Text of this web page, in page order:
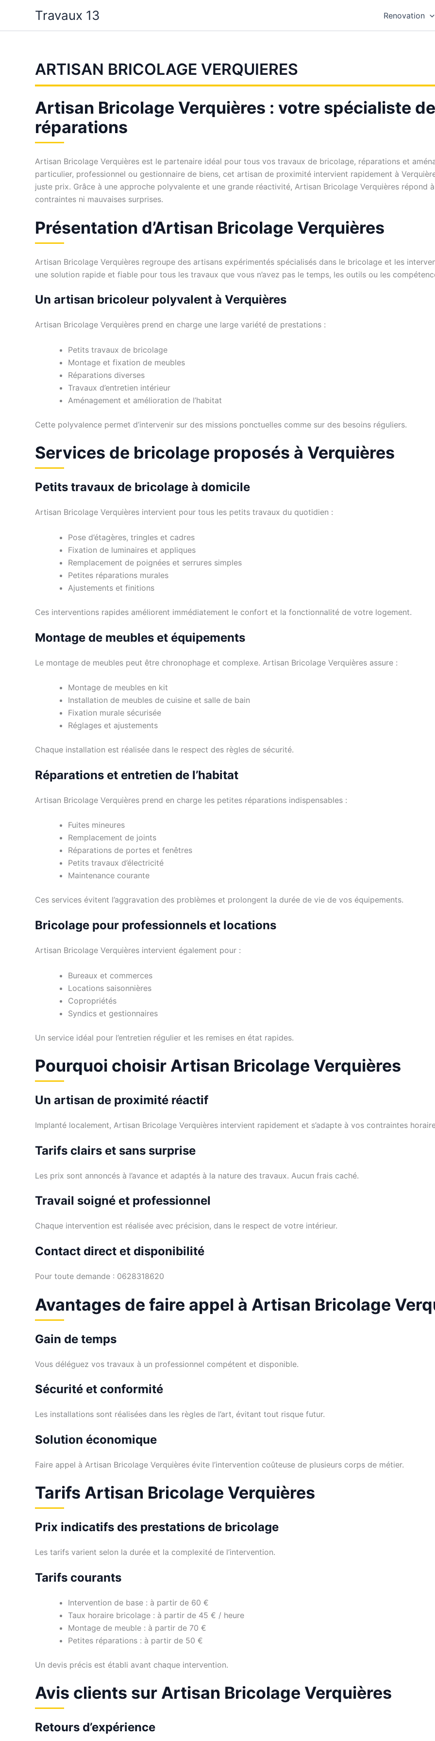
contenu
Travaux 13 Renovation
ARTISAN BRICOLAGE VERQUIERES
Artisan Bricolage Verquières : votre spécialiste
réparations
Artisan Bricolage Verquières est le partenaire idéal pour tous vos travaux de bricolage, réparations et
particulier, professionnel ou gestionnaire de biens, cet artisan de proximité intervient rapidement à
juste prix. Grâce à une approche polyvalente et une grande réactivité, Artisan Bricolage Verquières répond
contraintes ni mauvaises surprises.
Présentation d’Artisan Bricolage Verquières
Artisan Bricolage Verquières regroupe des artisans expérimentés spécialisés dans le bricolage et les
une solution rapide et fiable pour tous les travaux que vous n’avez pas le temps, les outils ou les
Un artisan bricoleur polyvalent à Verquières
Artisan Bricolage Verquières prend en charge une large variété de prestations :
Petits travaux de bricolage
Montage et fixation de meubles
Réparations diverses
Travaux d’entretien intérieur
Aménagement et amélioration de l’habitat
Cette polyvalence permet d’intervenir sur des missions ponctuelles comme sur des besoins réguliers.
Services de bricolage proposés à Verquières
Petits travaux de bricolage à domicile
Artisan Bricolage Verquières intervient pour tous les petits travaux du quotidien :
Pose d’étagères, tringles et cadres
Fixation de luminaires et appliques
Remplacement de poignées et serrures simples
Petites réparations murales
Ajustements et finitions
Ces interventions rapides améliorent immédiatement le confort et la fonctionnalité de votre logement.
Montage de meubles et équipements
Le montage de meubles peut être chronophage et complexe. Artisan Bricolage Verquières assure :
Montage de meubles en kit
Installation de meubles de cuisine et salle de bain
Fixation murale sécurisée
Réglages et ajustements
Chaque installation est réalisée dans le respect des règles de sécurité.
Réparations et entretien de l’habitat
Artisan Bricolage Verquières prend en charge les petites réparations indispensables :
Fuites mineures
Remplacement de joints
Réparations de portes et fenêtres
Petits travaux d’électricité
Maintenance courante
Ces services évitent l’aggravation des problèmes et prolongent la durée de vie de vos équipements.
Bricolage pour professionnels et locations
Artisan Bricolage Verquières intervient également pour :
Bureaux et commerces
Locations saisonnières
Copropriétés
Syndics et gestionnaires
Un service idéal pour l’entretien régulier et les remises en état rapides.
Pourquoi choisir Artisan Bricolage Verquières
Un artisan de proximité réactif
Implanté localement, Artisan Bricolage Verquières intervient rapidement et s’adapte à vos contraintes
Tarifs clairs et sans surprise
Les prix sont annoncés à l’avance et adaptés à la nature des travaux. Aucun frais caché.
Travail soigné et professionnel
Chaque intervention est réalisée avec précision, dans le respect de votre intérieur.
Contact direct et disponibilité
Pour toute demande : 0628318620
Avantages de faire appel à Artisan Bricolage
Gain de temps
Vous déléguez vos travaux à un professionnel compétent et disponible.
Sécurité et conformité
Les installations sont réalisées dans les règles de l’art, évitant tout risque futur.
Solution économique
Faire appel à Artisan Bricolage Verquières évite l’intervention coûteuse de plusieurs corps de métier.
Tarifs Artisan Bricolage Verquières
Prix indicatifs des prestations de bricolage
Les tarifs varient selon la durée et la complexité de l’intervention.
Tarifs courants
Intervention de base : à partir de 60 €
Taux horaire bricolage : à partir de 45 € / heure
Montage de meuble : à partir de 70 €
Petites réparations : à partir de 50 €
Un devis précis est établi avant chaque intervention.
Avis clients sur Artisan Bricolage Verquières
Retours d’expérience